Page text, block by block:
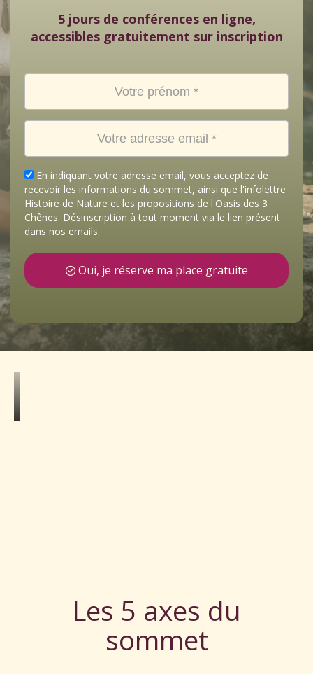
5 jours de conférences en ligne,
accessibles gratuitement sur inscription
En indiquant votre adresse email, vous acceptez de
recevoir les informations du sommet, ainsi que l'infolettre
Histoire de Nature et les propositions de l'Oasis des 3
Chênes. Désinscription à tout moment via le lien présent
dans nos emails.
Oui, je réserve ma place gratuite
Les 5 axes du
sommet